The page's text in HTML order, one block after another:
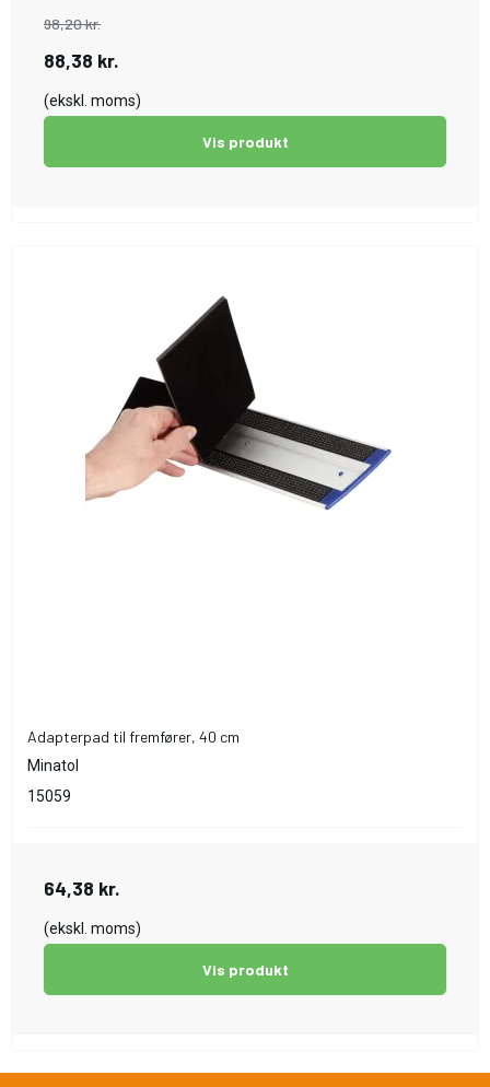
98,20 kr.
88,38 kr.
(ekskl. moms)
Vis produkt
Adapterpad til fremfører, 40 cm
Minatol
15059
64,38 kr.
(ekskl. moms)
Vis produkt